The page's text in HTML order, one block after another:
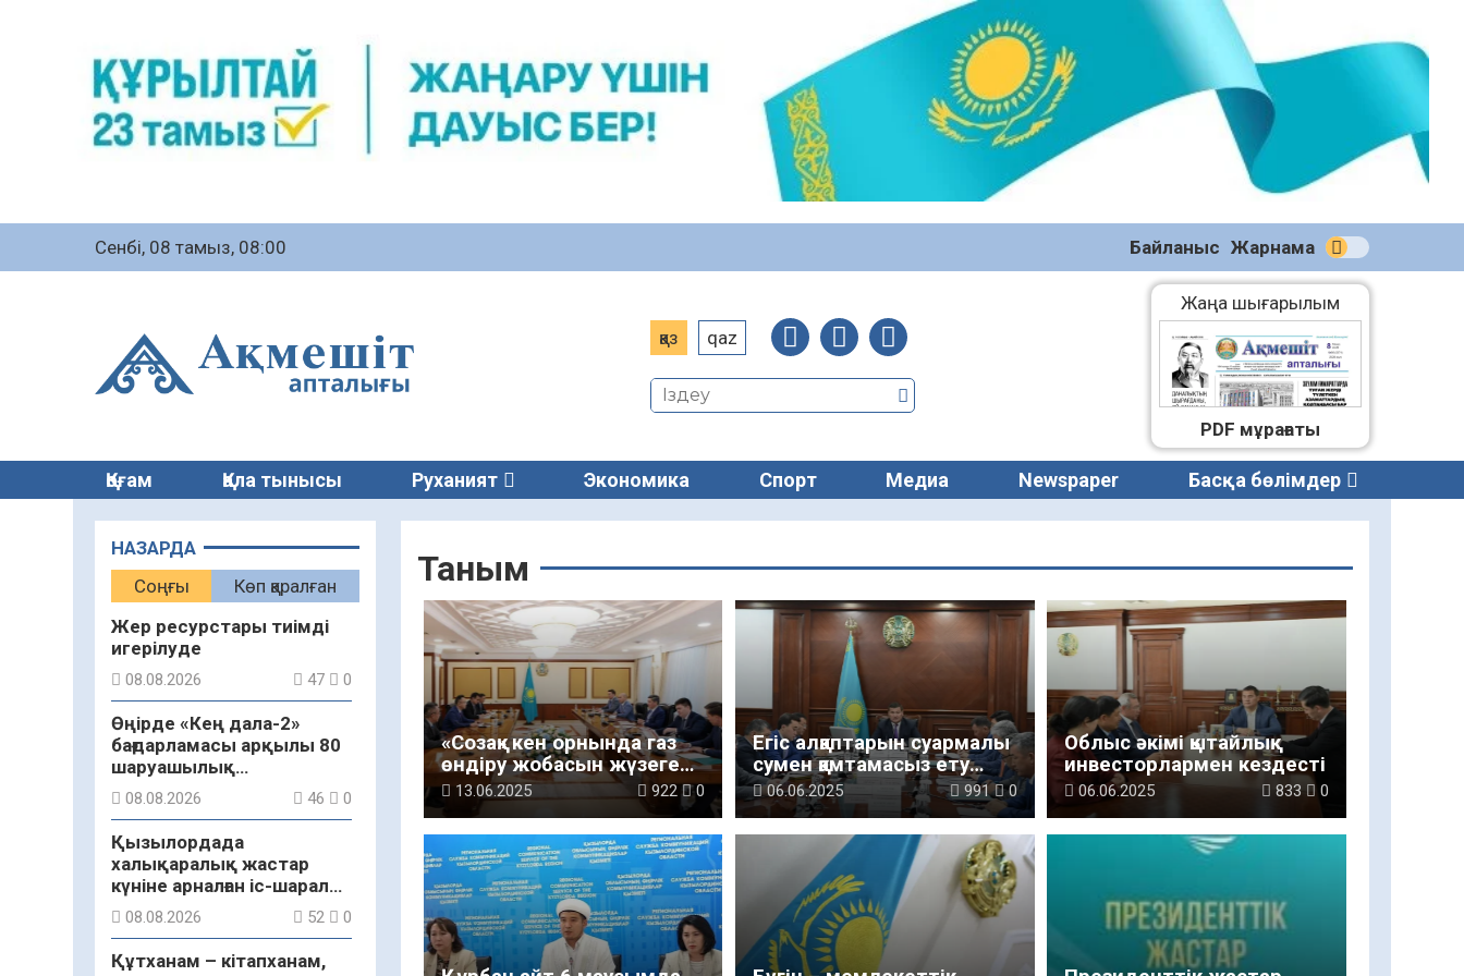
Сенбі, 08 тамыз, 08:00 Байланыс Жарнама
қаз qaz
Жаңа шығарылым
(2271)
08.08.2026
PDF мұрағаты
Қоғам Қала тынысы Руханият Экономика Спорт Медиа Newspaper Басқа бөлімдер
НАЗАРДА
Соңғы
Көп қаралған
Жер ресурстары тиімді
игерілуде
08.08.2026 47 0
Өңірде «Кең дала-2»
бағдарламасы арқылы 80
шаруашылық
қаржыландырылды
08.08.2026 46 0
Қызылордада
халықаралық жастар
күніне арналған іс-шаралар
бастау алды
08.08.2026 52 0
Құтханам – кітапханам,
Таным
«Созақ» кен орнында газ
өндіру жобасын жүзеге
асыру барысы
талқыланды
13.06.2025 922 0
Егіс алқаптарын суармалы
сумен қамтамасыз ету
мәселесі талқыланды
06.06.2025 991 0
Облыс әкімі қытайлық
инвесторлармен кездесті
06.06.2025 833 0